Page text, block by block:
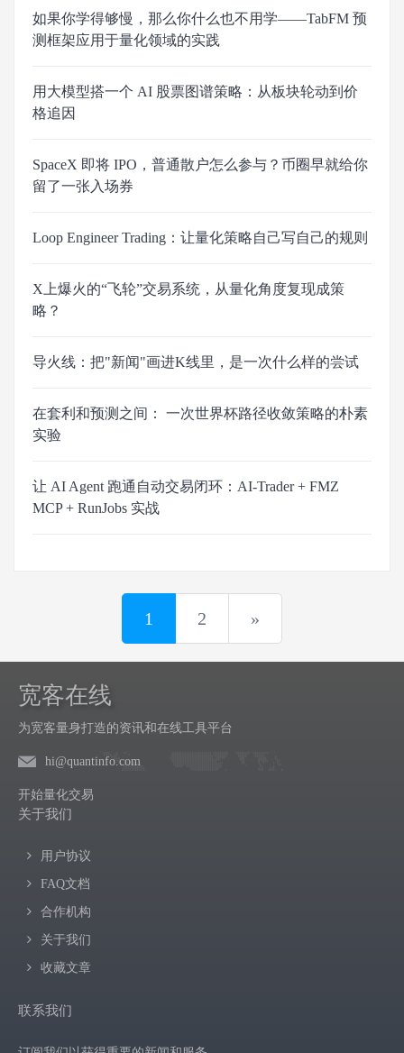
如果你学得够慢，那么你什么也不用学——TabFM 预
测框架应用于量化领域的实践
用大模型搭一个 AI 股票图谱策略：从板块轮动到价
格追因
SpaceX 即将 IPO，普通散户怎么参与？币圈早就给你
留了一张入场券
Loop Engineer Trading：让量化策略自己写自己的规则
X上爆火的“飞轮”交易系统，从量化角度复现成策
略？
导火线：把"新闻"画进K线里，是一次什么样的尝试
在套利和预测之间： 一次世界杯路径收敛策略的朴素
实验
让 AI Agent 跑通自动交易闭环：AI-Trader + FMZ
MCP + RunJobs 实战
1 2 »
宽客在线
为宽客量身打造的资讯和在线工具平台
hi@quantinfo.com
开始量化交易
关于我们
用户协议
FAQ文档
合作机构
关于我们
收藏文章
联系我们